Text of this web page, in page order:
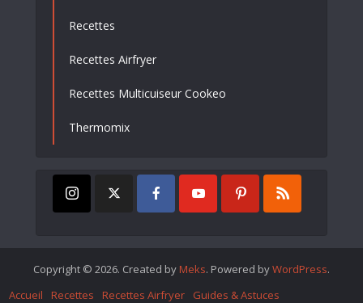
Recettes
Recettes Airfryer
Recettes Multicuiseur Cookeo
Thermomix
Copyright © 2026. Created by Meks. Powered byWordPress.
Accueil
Recettes Recettes Airfryer Guides & Astuces